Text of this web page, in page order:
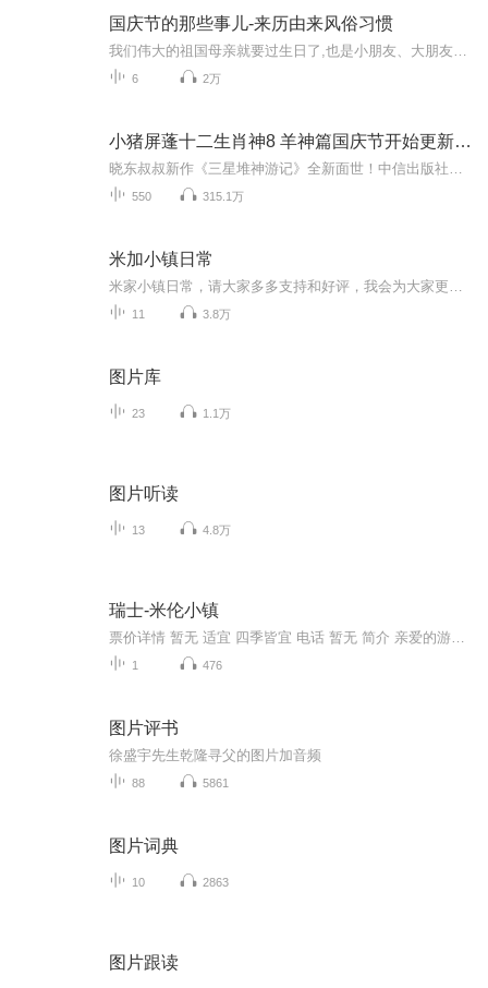
国庆节的那些事儿-来历由来风俗习惯
6 2万
小猪屏蓬十二生肖神8 羊神篇国庆节开始更新啦！
550 315.1万
米加小镇日常
11 3.8万
图片库
23 1.1万
图片听读
13 4.8万
瑞士-米伦小镇
1 476
图片评书
徐盛宇先生乾隆寻父的图片加音频
88 5861
图片词典
10 2863
图片跟读